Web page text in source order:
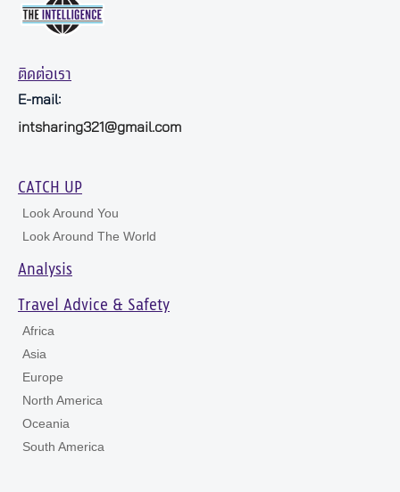
ติดต่อเรา
E-mail:
intsharing321@gmail.com
CATCH UP
Look Around You
Look Around The World
Analysis
Travel Advice & Safety
Africa
Asia
Europe
North America
Oceania
South America